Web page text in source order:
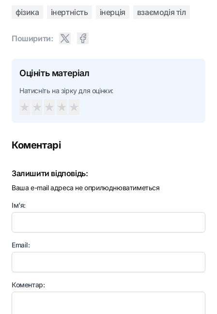
фізика інертність інерція взаємодія тіл
Поширити:
Оцініть матеріал
Натисніть на зірку для оцінки:
★ ★ ★ ★ ★
Коментарі
Залишити відповідь:
Ваша e-mail адреса не оприлюднюватиметься
Ім'я:
Email:
Коментар: